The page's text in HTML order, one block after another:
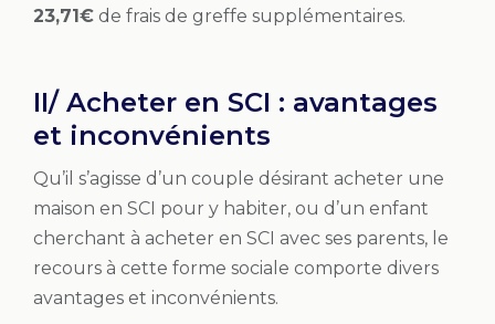
23,71€ de frais de greffe supplémentaires.
II/ Acheter en SCI : avantages
et inconvénients
Qu’il s’agisse d’un couple désirant acheter une
maison en SCI pour y habiter, ou d’un enfant
cherchant à acheter en SCI avec ses parents, le
recours à cette forme sociale comporte divers
avantages et inconvénients.